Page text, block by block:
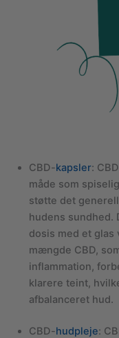
CBD-kapsler:
måde som
støtte det
hudens sundhed.
dosis med et
mængde CBD,
inflammation,
klarere teint,
afbalanceret hud.
CBD-hudpleje: